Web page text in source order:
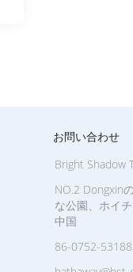
お問い合わせ
Bright Shadow
NO.2 Dongxin
な公園、ホイ
中国
86-0752-